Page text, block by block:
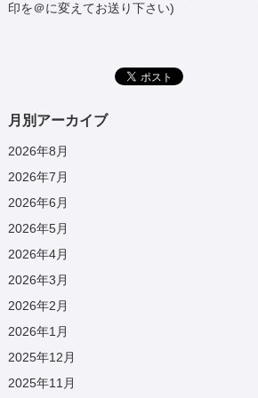
印を＠に変えてお送り下さい)
月別アーカイブ
2026年8月
2026年7月
2026年6月
2026年5月
2026年4月
2026年3月
2026年2月
2026年1月
2025年12月
2025年11月